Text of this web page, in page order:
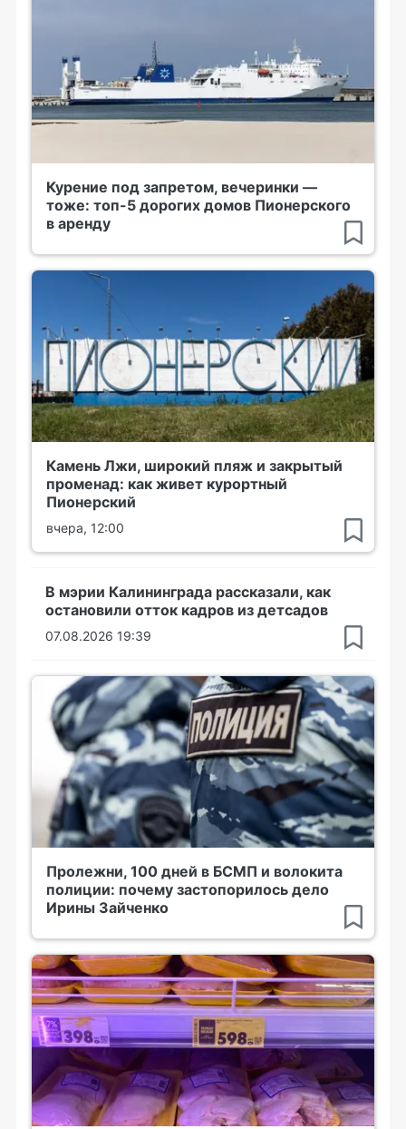
Курение под запретом, вечеринки —
тоже: топ-5 дорогих домов Пионерского
в аренду
Камень Лжи, широкий пляж и закрытый
променад: как живет курортный
Пионерский
вчера, 12:00
В мэрии Калининграда рассказали, как
остановили отток кадров из детсадов
07.08.2026 19:39
Пролежни, 100 дней в БСМП и волокита
полиции: почему застопорилось дело
Ирины Зайченко